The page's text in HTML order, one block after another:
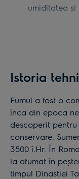
umiditatea
Istoria
Fumul a fost o
înca din epoca
descoperit
conservare.
3500 î.Hr. În
la afumat în
timpul Dinastiei